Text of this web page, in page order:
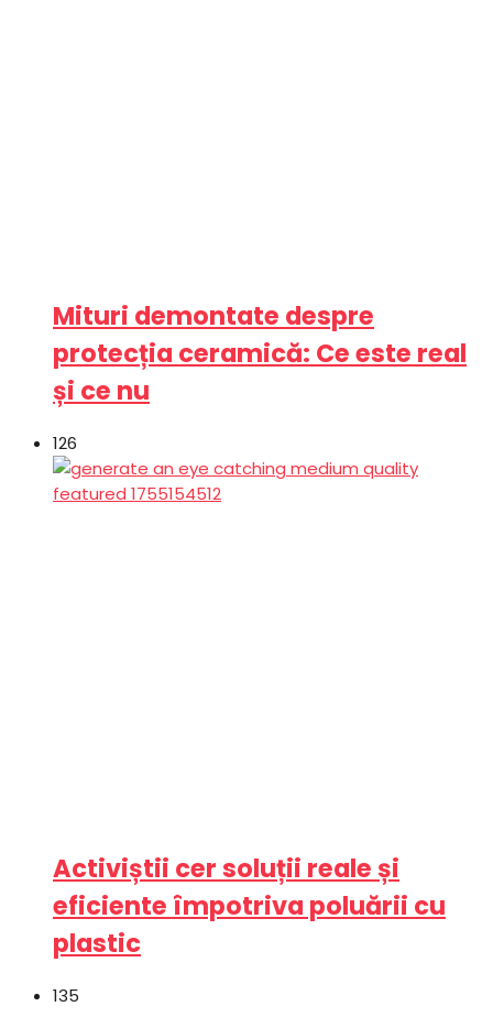
Mituri demontate despre
protecția ceramică: Ce este real
și ce nu
126
Activiștii cer soluții reale și
eficiente împotriva poluării cu
plastic
135